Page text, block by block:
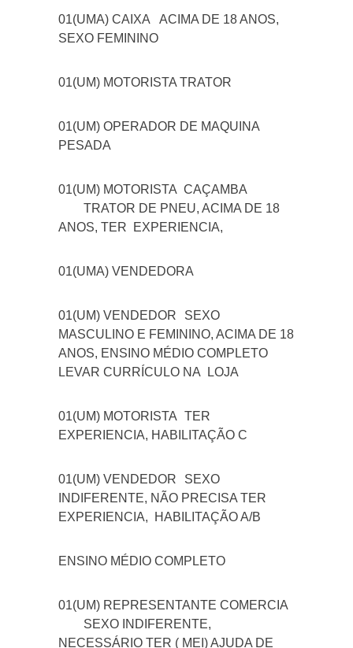
01(UMA) CAIXA
ACIMA DE 18 ANOS,
SEXO FEMININO
01(UM) MOTORISTA TRATOR
01(UM) OPERADOR DE MAQUINA
PESADA
01(UM) MOTORISTA CAÇAMBA
TRATOR DE PNEU, ACIMA DE 18
ANOS, TER EXPERIENCIA,
01(UMA) VENDEDORA
01(UM) VENDEDOR
SEXO
MASCULINO E FEMININO, ACIMA DE 18
ANOS, ENSINO MÉDIO COMPLETO
LEVAR CURRÍCULO NA LOJA
01(UM) MOTORISTA TER
EXPERIENCIA, HABILITAÇÃO C
01(UM) VENDEDOR
SEXO
INDIFERENTE, NÃO PRECISA TER
EXPERIENCIA, HABILITAÇÃO A/B
ENSINO MÉDIO COMPLETO
01(UM) REPRESENTANTE COMERCIA
SEXO INDIFERENTE,
NECESSÁRIO TER ( MEI) AJUDA DE